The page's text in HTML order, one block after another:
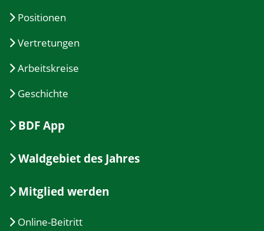
Positionen
Vertretungen
Arbeitskreise
Geschichte
BDF App
Waldgebiet des Jahres
Mitglied werden
Online-Beitritt